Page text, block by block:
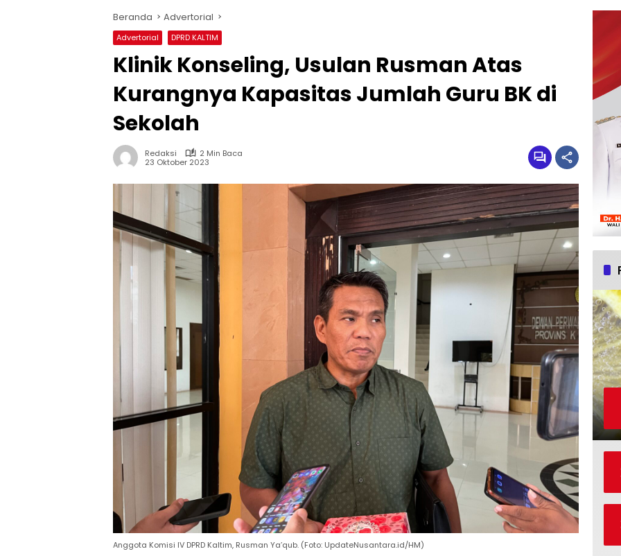
Beranda Advertorial
Advertorial DPRD KALTIM
Klinik Konseling, Usulan Rusman Atas
Kurangnya Kapasitas Jumlah Guru BK di
Sekolah
Redaksi
2 Min Baca
23 Oktober 2023
Anggota Komisi IV DPRD Kaltim, Rusman Ya’qub. (Foto: UpdateNusantara.id/HM)